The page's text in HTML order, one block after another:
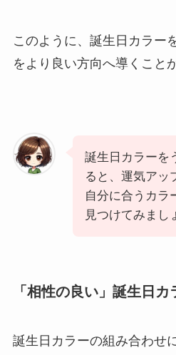
このように、誕生日カラー
をより良い方向へ導くこと
誕生日カラーを
ると、運気アッ
自分に合うカラ
見つけてみまし
「相性の良い」誕生日
誕生日カラーの組み合わせ